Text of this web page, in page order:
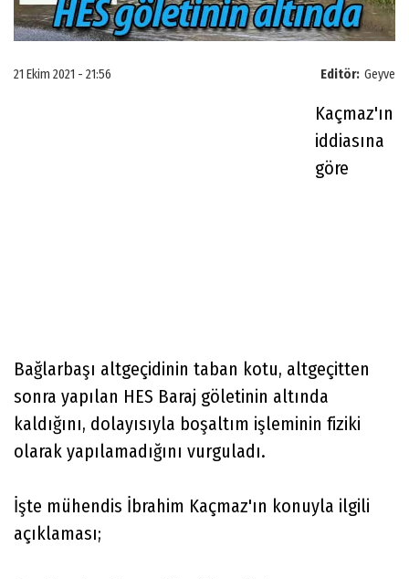
Editör: Geyve
21 Ekim 2021 - 21:56
Kaçmaz'ın
iddiasına
göre
Bağlarbaşı altgeçidinin taban kotu, altgeçitten
sonra yapılan HES Baraj göletinin altında
kaldığını, dolayısıyla boşaltım işleminin fiziki
olarak yapılamadığını vurguladı.
İşte mühendis İbrahim Kaçmaz'ın konuyla ilgili
açıklaması;